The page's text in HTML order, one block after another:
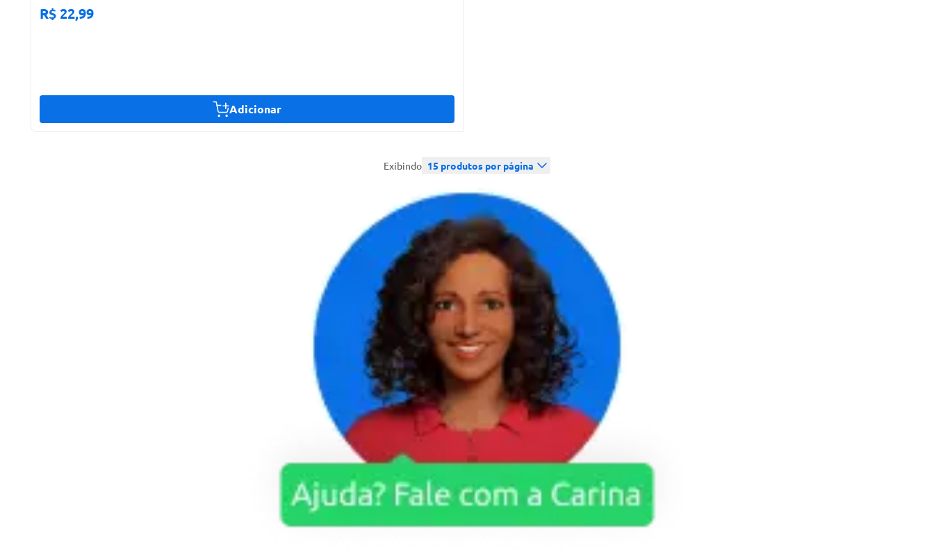
R$ 22,99
Adicionar
Exibindo 15 produtos por página